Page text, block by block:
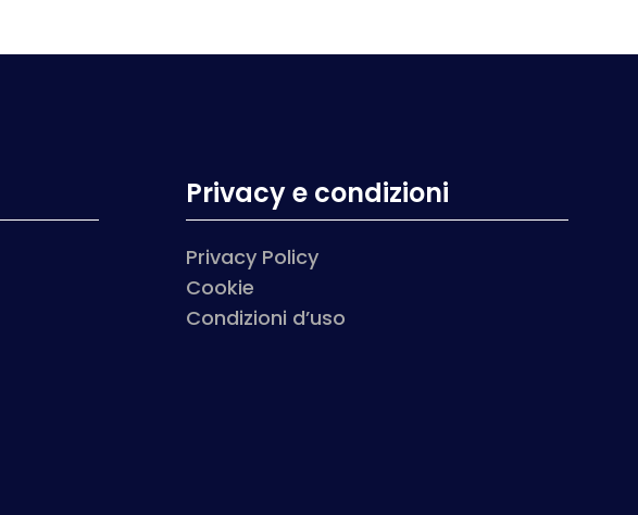
Privacy e condizioni
Privacy Policy
Cookie
Condizioni d’uso